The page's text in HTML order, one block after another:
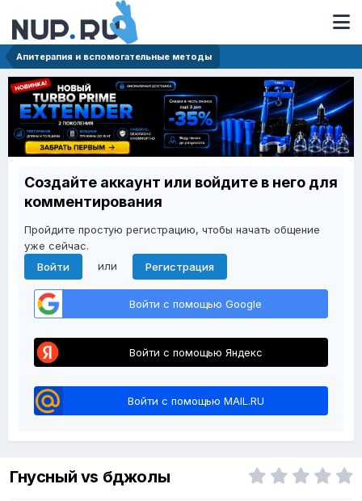
Апитерапия и вспомогательные методы
Создайте аккаунт или войдите в него для
комментирования
Пройдите простую регистрацию, чтобы начать общение
уже сейчас.
Войти
или Регистрация
Войти с помощью Google
Войти с помощью Яндекс
Войти с помощью MAIL.RU
Гнусный vs бджолы